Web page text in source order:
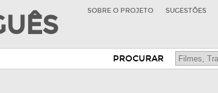
SOBRE O PROJETO SUGESTÕES
PROCURAR